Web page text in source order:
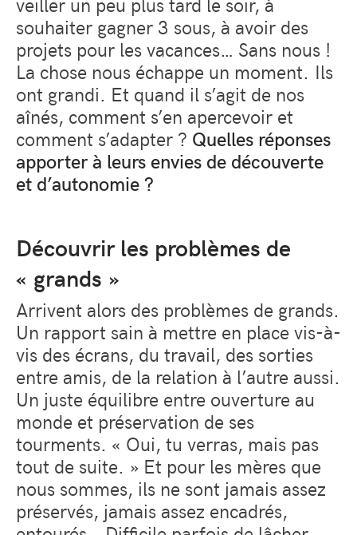
souhaiter gagner 3 sous, à avoir des
projets pour les vacances… Sans nous !
La chose nous échappe un moment. Ils
ont grandi. Et quand il s’agit de nos
aînés, comment s’en apercevoir et
comment s’adapter ? Quelles réponses
apporter à leurs envies de découverte
et d’autonomie ?
Découvrir les problèmes de
« grands »
Arrivent alors des problèmes de grands.
Un rapport sain à mettre en place vis-à-
vis des écrans, du travail, des sorties
entre amis, de la relation à l’autre aussi.
Un juste équilibre entre ouverture au
monde et préservation de ses
tourments. « Oui, tu verras, mais pas
tout de suite. » Et pour les mères que
nous sommes, ils ne sont jamais assez
préservés, jamais assez encadrés,